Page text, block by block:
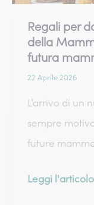
Regali per
della
futura
22 Aprile 2026
L’arrivo di un
sempre
future
Regali
Leggi